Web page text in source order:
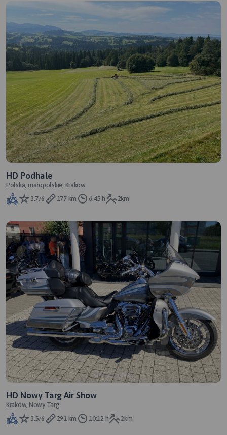
HD Podhale
Polska, małopolskie, Kraków
3.7/6
177 km 6:45 h 2km
HD Nowy Targ Air Show
Kraków, Nowy Targ
3.5/6
291 km 10:12 h 2km